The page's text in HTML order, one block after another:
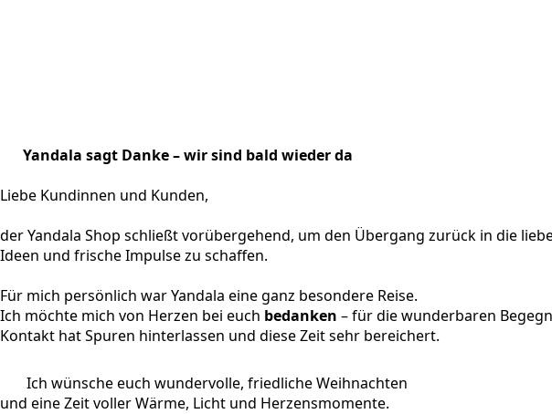
Yandala sagt Danke – wir sind bald wieder da
Liebe Kundinnen und Kunden,
der Yandala Shop schließt vorübergehend, um den Übergang zurück in die
Ideen und frische Impulse zu schaffen.
Für mich persönlich war Yandala eine ganz besondere Reise.
Ich möchte mich von Herzen bei euch bedanken – für die wunderbaren
Kontakt hat Spuren hinterlassen und diese Zeit sehr bereichert.
Ich wünsche euch wundervolle, friedliche Weihnachten
und eine Zeit voller Wärme, Licht und Herzensmomente.